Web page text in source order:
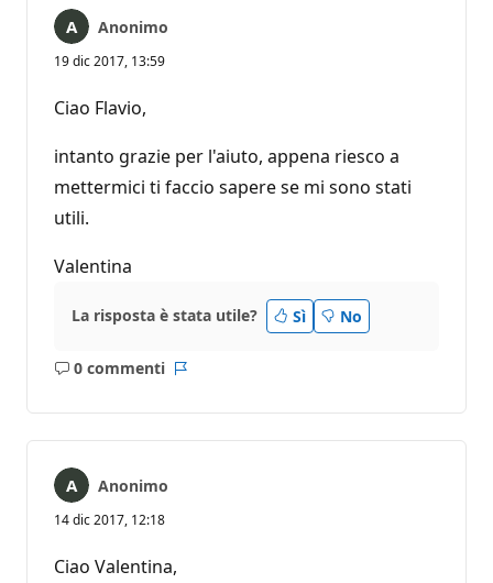
Anonimo
19 dic 2017, 13:59
Ciao Flavio,
intanto grazie per l'aiuto, appena riesco a
mettermici ti faccio sapere se mi sono stati
utili.
Valentina
La risposta è stata utile? Sì No
0 commenti
Nessun
Anonimo
14 dic 2017, 12:18
Ciao Valentina,